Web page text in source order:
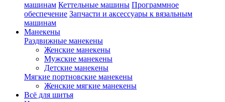
машинам Кеттельные машины Программное
обеспечение Запчасти и аксессуары к вязальным
машинам
Манекены
Раздвижные манекены
Женские манекены
Мужские манекены
Детские манекены
Мягкие портновские манекены
Женские мягкие манекены
Всё для шитья